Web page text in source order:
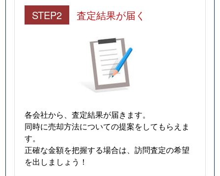
STEP2 査定結果が届く
各会社から、査定結果が届きます。
同時に売却方法についての提案をしてもらえま
す。
正確な金額を把握する場合は、訪問査定の希望
を出しましょう！